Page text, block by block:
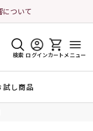
について
検索 ログインカート メニュー
試し商品